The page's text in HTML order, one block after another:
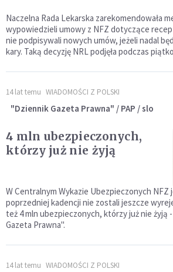
Naczelna Rada Lekarska zarekomendowała
wypowiedzieli umowy z NFZ dotyczące
nie podpisywali nowych umów, jeżeli nadal
kary. Taką decyzję NRL podjęła podczas
14 lat temu WIADOMOŚCI Z POLSKI
"Dziennik Gazeta Prawna" / PAP / slo
4 mln ubezpieczonych,
którzy już nie żyją
W Centralnym Wykazie Ubezpieczonych NFZ
poprzedniej kadencji nie zostali jeszcze
też 4 mln ubezpieczonych, którzy już nie żyją
Gazeta Prawna".
14 lat temu WIADOMOŚCI Z POLSKI